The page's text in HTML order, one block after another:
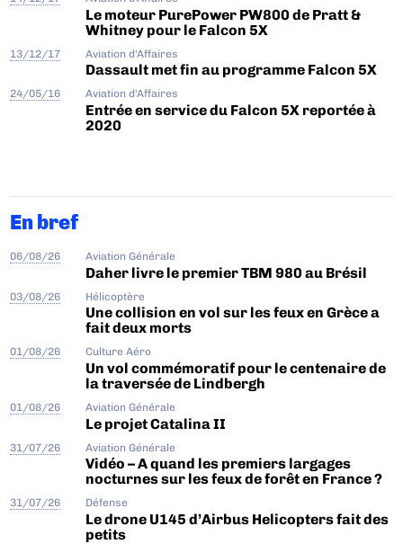
Le moteur PurePower PW800 de Pratt &
Whitney pour le Falcon 5X
13/12/17 Aviation d'Affaires
Dassault met fin au programme Falcon 5X
24/05/16 Aviation d'Affaires
Entrée en service du Falcon 5X reportée à
2020
En bref
06/08/26 Aviation Générale
Daher livre le premier TBM 980 au Brésil
03/08/26 Hélicoptère
Une collision en vol sur les feux en Grèce a
fait deux morts
01/08/26 Culture Aéro
Un vol commémoratif pour le centenaire de
la traversée de Lindbergh
01/08/26 Aviation Générale
Le projet Catalina II
31/07/26 Aviation Générale
Vidéo – A quand les premiers largages
nocturnes sur les feux de forêt en France ?
31/07/26 Défense
Le drone U145 d’Airbus Helicopters fait des
petits